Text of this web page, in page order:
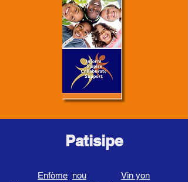
Patisipe
Enfòme nou
Vin yon